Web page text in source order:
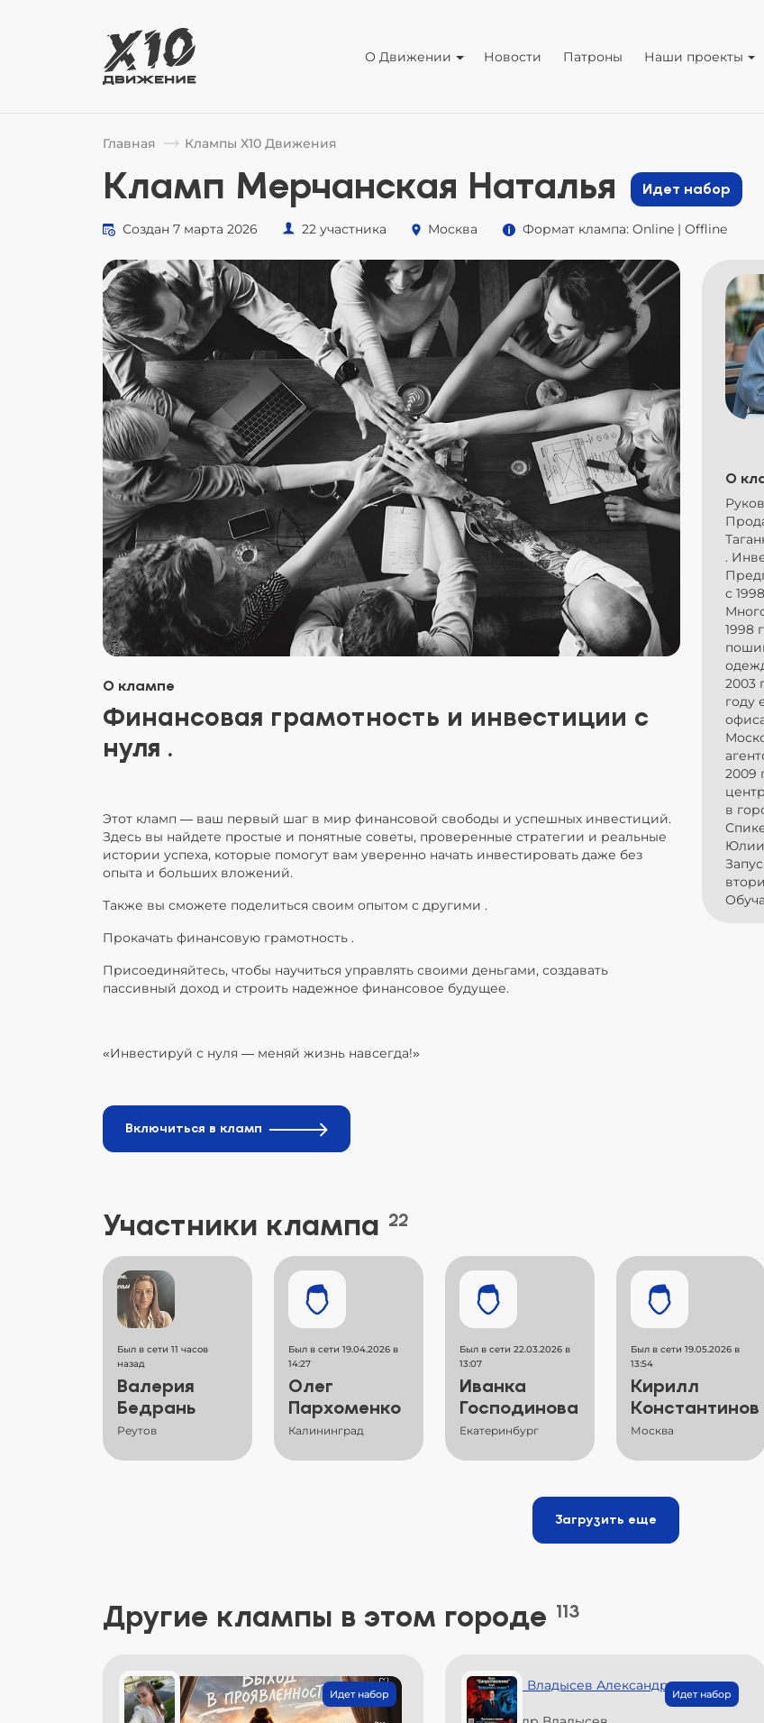
О Движении Новости Патроны Наши проекты
Главная Клампы Х10 Движения
Кламп Мерчанская Наталья Идет набор
Создан 7 марта 2026 22 участника Москва Формат клампа: Online | Offline
О клампе
Финансовая грамотность и инвестиции с
нуля .
Этот кламп — ваш первый шаг в мир финансовой свободы и успешных инвестиций.
Здесь вы найдете простые и понятные советы, проверенные стратегии и реальные
истории успеха, которые помогут вам уверенно начать инвестировать даже без
опыта и больших вложений.
Также вы сможете поделиться своим опытом с другими .
Прокачать финансовую грамотность .
Присоединяйтесь, чтобы научиться управлять своими деньгами, создавать
пассивный доход и строить надежное финансовое будущее.
«Инвестируй с нуля — меняй жизнь навсегда!»
Включиться в кламп
О
.
с
1998
2003
году
2009
в
Участники клампа 22
Был в сети 11 часов
назад
Валерия
Бедрань
Реутов
Был в сети 19.04.2026 в
14:27
Олег
Пархоменко
Калининград
Был в сети 22.03.2026 в
13:07
Иванка
Господинова
Екатеринбург
Был в сети 19.05.2026 в
13:54
Кирилл
Константинов
Москва
Загрузить еще
Другие клампы в этом городе 113
Идет набор Идет набор